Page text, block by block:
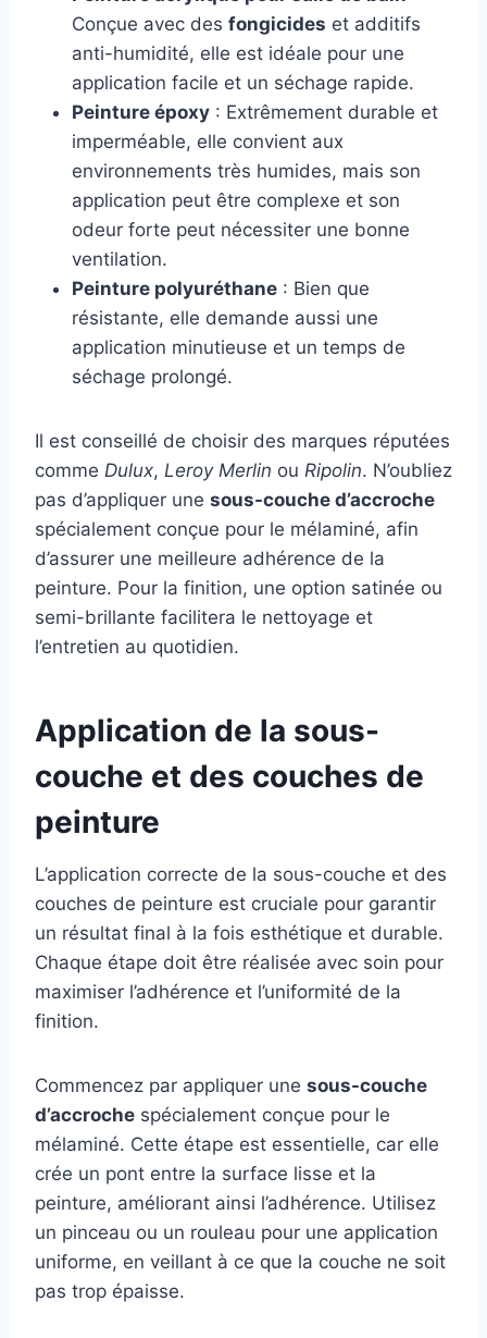
Conçue avec des fongicides et additifs
anti-humidité, elle est idéale pour une
application facile et un séchage rapide.
Peinture époxy : Extrêmement durable et
imperméable, elle convient aux
environnements très humides, mais son
application peut être complexe et son
odeur forte peut nécessiter une bonne
ventilation.
Peinture polyuréthane : Bien que
résistante, elle demande aussi une
application minutieuse et un temps de
séchage prolongé.
Il est conseillé de choisir des marques réputées
comme Dulux, Leroy Merlin ou Ripolin. N’oubliez
pas d’appliquer une sous-couche d’accroche
spécialement conçue pour le mélaminé, afin
d’assurer une meilleure adhérence de la
peinture. Pour la finition, une option satinée ou
semi-brillante facilitera le nettoyage et
l’entretien au quotidien.
Application de la sous-
couche et des couches de
peinture
L’application correcte de la sous-couche et des
couches de peinture est cruciale pour garantir
un résultat final à la fois esthétique et durable.
Chaque étape doit être réalisée avec soin pour
maximiser l’adhérence et l’uniformité de la
finition.
Commencez par appliquer une sous-couche
d’accroche spécialement conçue pour le
mélaminé. Cette étape est essentielle, car elle
crée un pont entre la surface lisse et la
peinture, améliorant ainsi l’adhérence. Utilisez
un pinceau ou un rouleau pour une application
uniforme, en veillant à ce que la couche ne soit
pas trop épaisse.